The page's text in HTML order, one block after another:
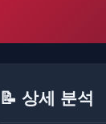
📝 상세 분석